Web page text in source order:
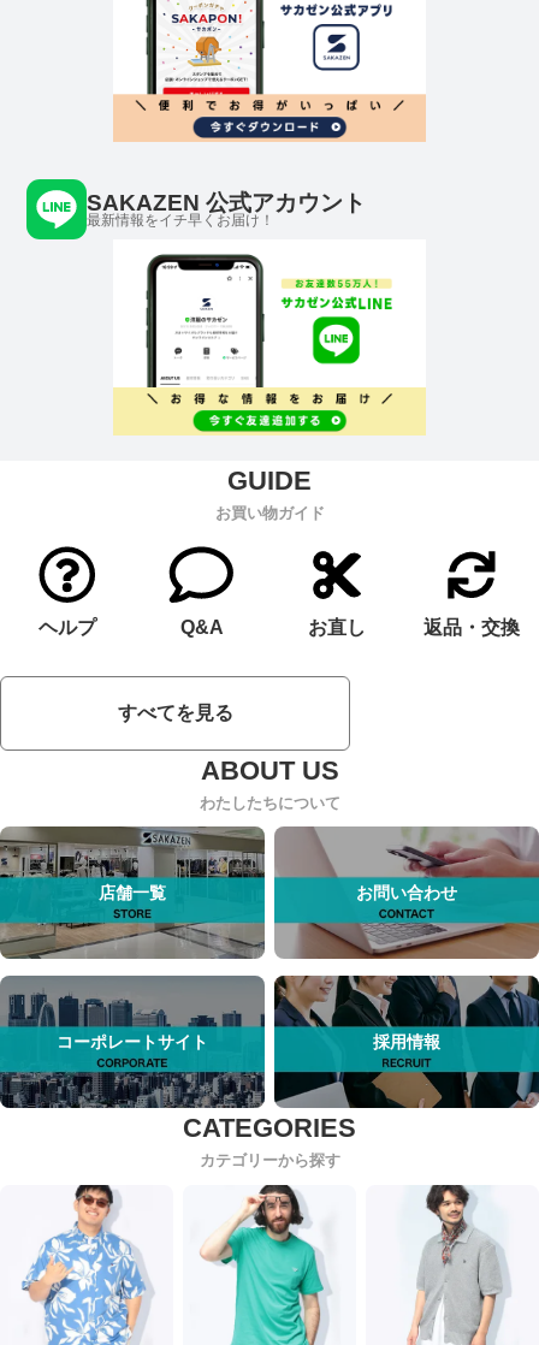
SAKAZEN 公式アカウント
最新情報をイチ早くお届け！
お買い物ガイド
ヘルプ Q&A お直し 返品・交換
すべてを見る
わたしたちについて
店舗一覧 お問い合わせ
コーポレートサイト 採用情報
カテゴリーから探す